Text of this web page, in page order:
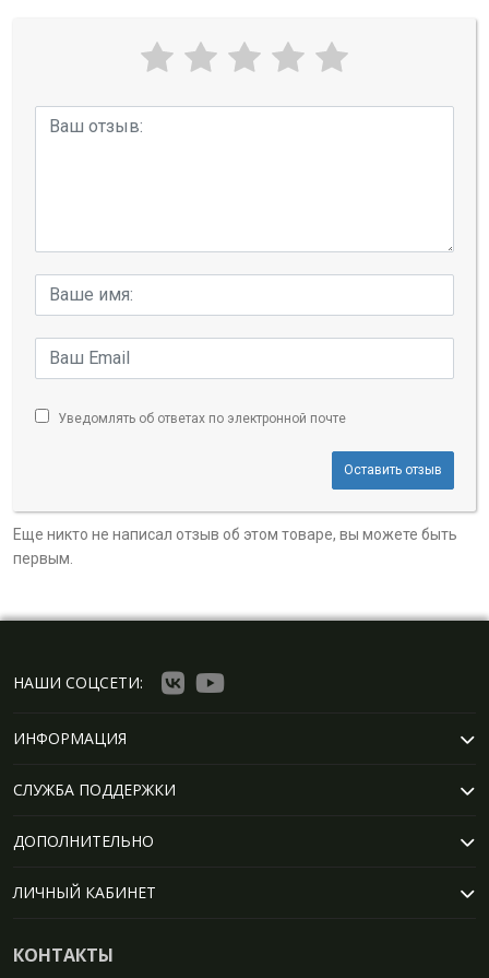
Уведомлять об ответах по электронной почте
Оставить отзыв
Еще никто не написал отзыв об этом товаре, вы можете быть
первым.
НАШИ СОЦСЕТИ:
ИНФОРМАЦИЯ
СЛУЖБА ПОДДЕРЖКИ
ДОПОЛНИТЕЛЬНО
ЛИЧНЫЙ КАБИНЕТ
КОНТАКТЫ